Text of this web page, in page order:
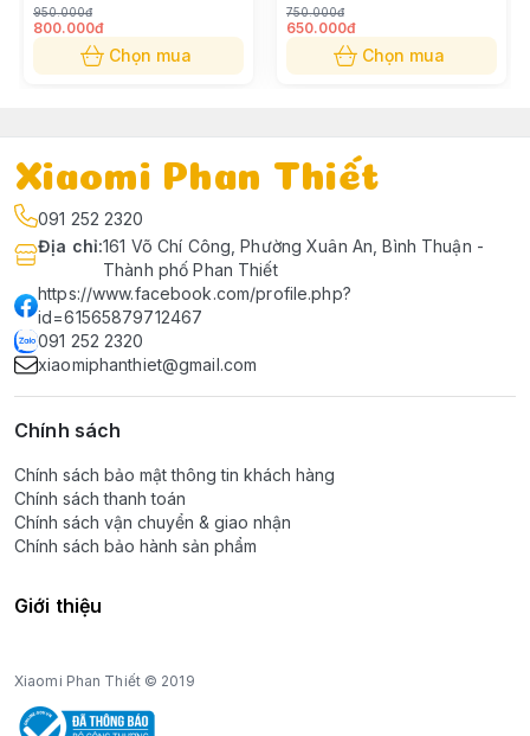
950.000đ
800.000đ
Chọn mua
750.000đ
650.000đ
Chọn mua
Xiaomi Phan Thiết
091 252 2320
Địa chỉ:161 Võ Chí Công, Phường Xuân An, Bình Thuận -
Thành phố Phan Thiết
https://www.facebook.com/profile.php?
id=61565879712467
091 252 2320
xiaomiphanthiet@gmail.com
Chính sách
Chính sách bảo mật thông tin khách hàng
Chính sách thanh toán
Chính sách vận chuyển & giao nhận
Chính sách bảo hành sản phẩm
Giới thiệu
Xiaomi Phan Thiết © 2019